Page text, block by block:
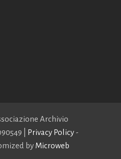
Archivio
| Privacy Policy -
by Microweb